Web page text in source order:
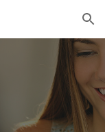
Skip to navigation